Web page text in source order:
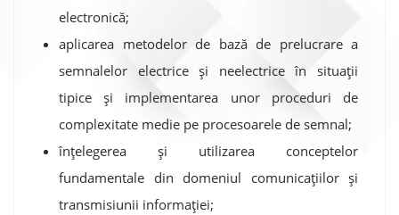
electronică;
aplicarea metodelor de bază de prelucrare a
semnalelor electrice și neelectrice în situații
tipice și implementarea unor proceduri de
complexitate medie pe procesoarele de semnal;
înțelegerea și utilizarea conceptelor
fundamentale din domeniul comunicațiilor și
transmisiunii informației;